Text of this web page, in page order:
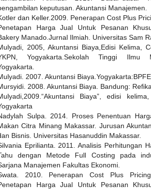
keputusan. Akuntansi Manajemen.
dan Keller.2009. Penerapan Cost Plus
Harga Jual Untuk Pesanan
Manado.Jurnal Ilmiah. Universitas Sam
2005, Akuntansi Biaya,Edisi Kelima,
Yogyakarta.Sekolah Tinggi Ilmu
2007. Akuntansi
2008. Akuntansi Biaya. Bandung:
Biaya”, edisi
Sulpa. 2014. Proses Penentuan
Citra Minang Makassar. Jurusan
Bisnis. Universitas Hasanuddin Makassar.
Eprilianta. 2011. Analisis Perhitungan
dengan Metode Full Costing pada
Manajemen Fakultas Ekonomi.
2010. Penerapan Cost Plus
Harga Jual Untuk Pesanan